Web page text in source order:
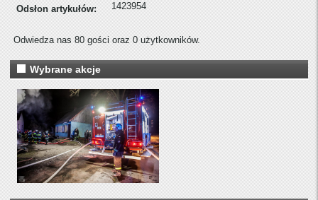
Odsłon artykułów: 1423954
Odwiedza nas 80 gości oraz 0 użytkowników.
Wybrane akcje